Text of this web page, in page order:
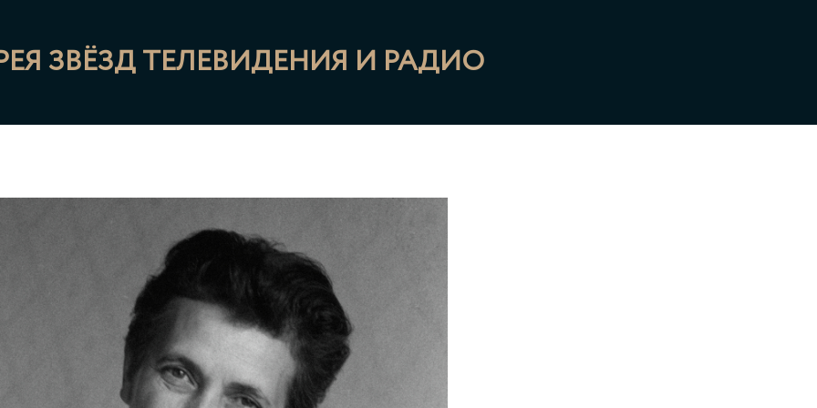
ЗВЁЗД ТЕЛЕВИДЕНИЯ И РАДИО